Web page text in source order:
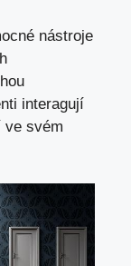
nástroje
interagují
ve svém